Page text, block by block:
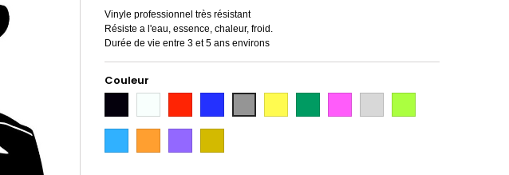
Vinyle professionnel très résistant
Résiste a l'eau, essence, chaleur, froid.
Durée de vie entre 3 et 5 ans environs
Couleur
ArgentCitron
Intense